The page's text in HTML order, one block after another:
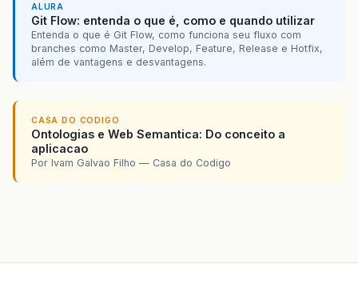
ALURA
Git Flow: entenda o que é, como e quando utilizar
Entenda o que é Git Flow, como funciona seu fluxo com
branches como Master, Develop, Feature, Release e Hotfix,
além de vantagens e desvantagens.
CASA DO CODIGO
Ontologias e Web Semantica: Do conceito a
aplicacao
Por Ivam Galvao Filho — Casa do Codigo